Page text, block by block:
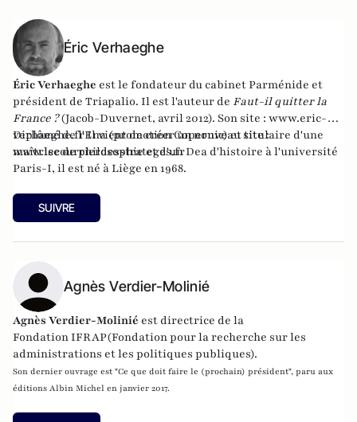
Éric Verhaeghe
Éric Verhaeghe est le fondateur du cabinet Parménide et
président de Triapalio. Il est l'auteur de Faut-il quitter la
France ?(Jacob-Duvernet, avril 2012). Son site : www.eric-
verhaeghe.frIl vient de créer un nouveau site :
www.lecourrierdesstrateges.fr
Diplômé de l'Ena (promotion Copernic) et titulaire d'une
maîtrise de philosophie et d'un Dea d'histoire à l'université
Paris-I, il est né à Liège en 1968.
SUIVRE
Agnès Verdier-Molinié
Agnès Verdier-Molinié est directrice de la
FondationIFRAP(Fondation pour la recherche sur les
administrations et les politiques publiques).
Son dernier ouvrage est "Ce que doit faire le (prochain) président", paru aux
éditions Albin Michel en janvier 2017.